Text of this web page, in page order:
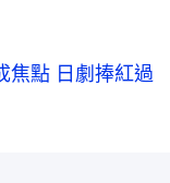
焦點 日劇捧紅過